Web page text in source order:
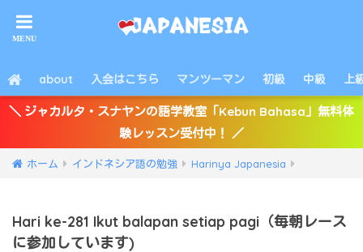
about 入会はこちら マンツーマン 初級 中級 上
＼ ジャカルタ・スナヤンの語学教室「Kebun Bahasa」無料体
験レッスン受付中！ ／
ホーム インドネシア語の勉強 Harinya Japanesia
Hari ke-281 Ikut balapan setiap pagi（毎朝レース
に参加しています)